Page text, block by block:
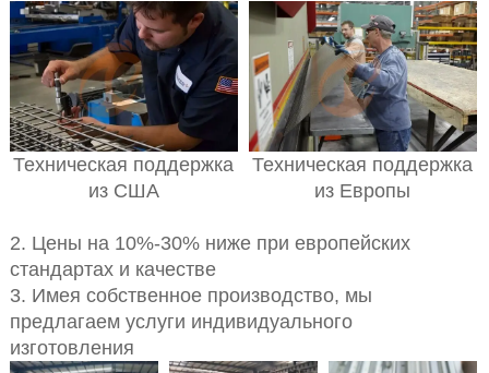
Техническая поддержка
из США
Техническая поддержка
из Европы
2. Цены на 10%-30% ниже при европейских
стандартах и качестве
3. Имея собственное производство, мы
предлагаем услуги индивидуального
изготовления